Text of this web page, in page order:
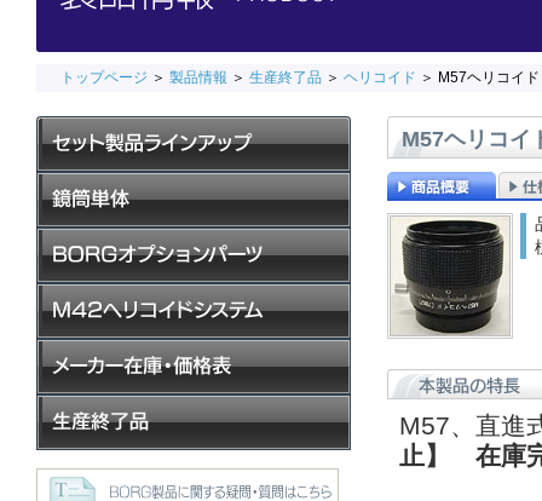
トップページ ＞ 製品情報 ＞ 生産終了品 ＞ ヘリコイド ＞ M57ヘリコイド
M57ヘリコイ
M57、直
止】 在庫